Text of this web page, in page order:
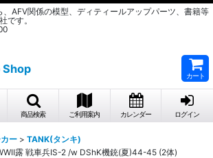
AFV関係の模型、ディティールアップパーツ、書籍等
です。
Shop
カート
商品検索 ご利用案内 カレンダー ログイン
ー > TANK(タンキ)
露 戦車兵IS-2 /w DShK機銃(夏)44-45 (2体)